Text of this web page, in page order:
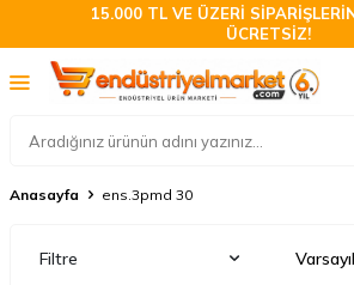
15.000 TL VE ÜZERİ
ÜCRETSİZ!
Anasayfa ens.3pmd 30
Filtre